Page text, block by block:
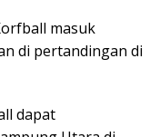
masuk
di pertandingan di
dapat